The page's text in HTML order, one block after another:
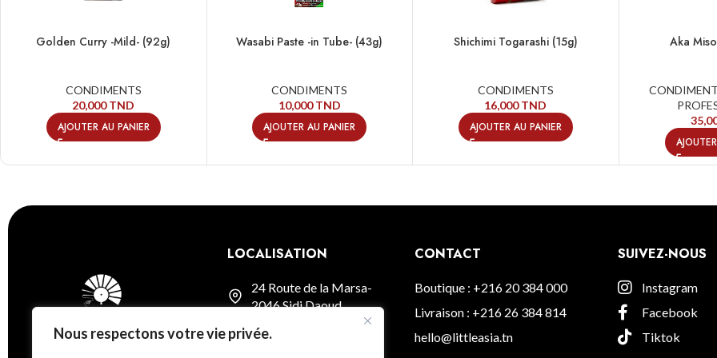
Nous respectons votre vie privée.
Golden Curry -Mild- (92g)
CONDIMENTS
20,000TND
AJOUTER AU PANIER
Wasabi Paste -in Tube- (43g)
CONDIMENTS
10,000TND
AJOUTER AU PANIER
Shichimi Togarashi (15g)
CONDIMENTS
16,000TND
AJOUTER AU PANIER
Aka
LOCALISATION
24 Route de la Marsa-
2046 Sidi Daoud
Voir sur la carte
CONTACT
Boutique : +216 20 384 000
Livraison : +216 26 384 814
hello@littleasia.tn
SUIVEZ-NOUS
Instagram
Facebook
Tiktok